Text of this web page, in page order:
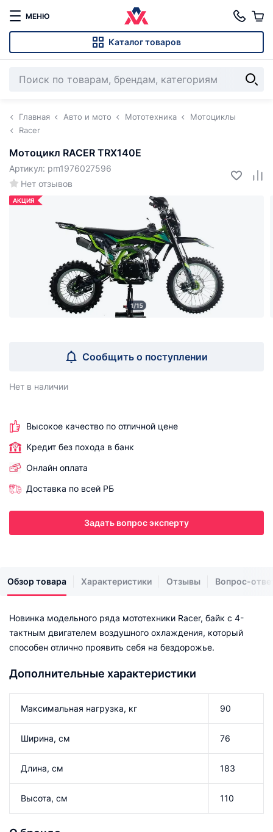
МЕНЮ
Каталог товаров
Главная Авто и мото Мототехника
Мотоциклы
Racer
Мотоцикл RACER TRX140E
Нет отзывов
Артикул: pm1976027596
АКЦИЯ
1/15
Сообщить о поступлении
Нет в наличии
Высокое качество по отличной цене
Кредит без похода в банк
Онлайн оплата
Доставка по всей РБ
Задать вопрос эксперту
Обзор товара Характеристики Отзывы Вопрос-
Новинка модельного ряда мототехники Racer, байк c 4-
тактным двигателем воздушного охлаждения, который
способен отлично проявить себя на бездорожье.
Дополнительные характеристики
Максимальная нагрузка, кг 90
Ширина, см 76
Длина, см 183
Высота, см 110